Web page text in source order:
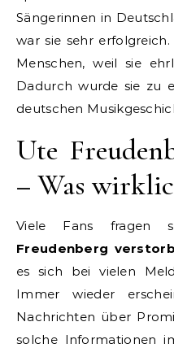
Sängerinnen in
war sie sehr
Menschen, weil sie
Dadurch wurde sie zu
deutschen
Ute
– Was
Viele Fans fragen
Freudenberg
es sich bei vielen
Immer wieder
Nachrichten über
solche Informationen